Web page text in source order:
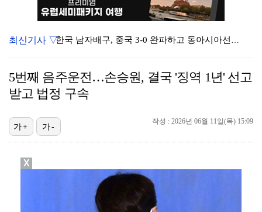
한국 남자배구, 중국 3-0 완파하고 동아시아선수권 결…
김정렬 "2번 별거 끝에 협의 이혼…전처와 현재 관계 …
"정산 한 번에 준다더니 도망" 홍진호, 프로게이머 시…
'유부녀 킬러', 정준원 이슈에도 시청률 9.4% 돌파…
최신기사 ▽
5번째 음주운전…손승원, 결국 '징역 1년' 선고
받고 법정 구속
작성 : 2026년 06월 11일(목) 15:09
가+ 가-
X